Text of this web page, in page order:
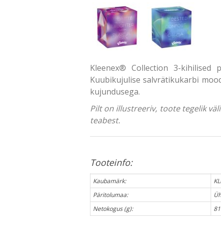
Kleenex® Collection 3-kihilised
Kuubikujulise salvrätikukarbi
kujundusega.
Pilt on illustreeriv, toote tegelik
teabest.
Tooteinfo:
Kaubamärk:
Päritolumaa:
Netokogus (g):